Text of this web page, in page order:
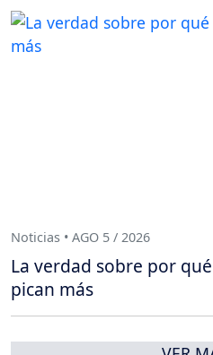
Noticias • AGO 5 / 2026
La verdad sobre por
pican más